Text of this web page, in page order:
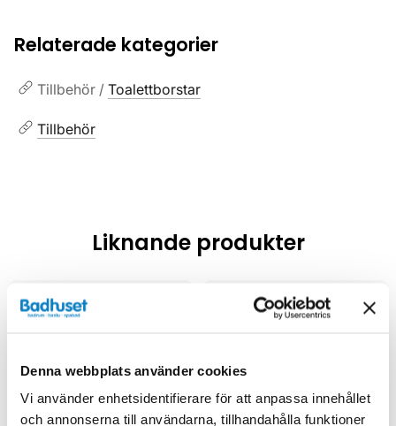
Denna webbplats använder cookies
Vi använder enhetsidentifierare för att anpassa innehållet
och annonserna till användarna, tillhandahålla funktioner
Relaterade kategorier
Tillbehör / Toalettborstar
Tillbehör
Liknande produkter